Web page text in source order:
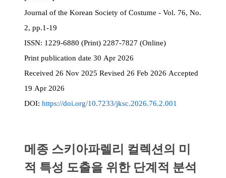
Journal of the Korean Society of Costume - Vol. 76, No.
2, pp.1-19
ISSN:
1229-6880 (Print) 2287-7827 (Online)
Print publication date 30 Apr 2026
Received 26 Nov 2025 Revised 26 Feb 2026 Accepted
19 Apr 2026
DOI: https://doi.org/10.7233/jksc.2026.76.2.001
메종 스키아파렐리 컬렉션의 미
적 특성 도출을 위한 단계적 분석